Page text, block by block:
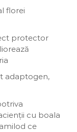
florei
protector
adaptogen,
cu boala
ce